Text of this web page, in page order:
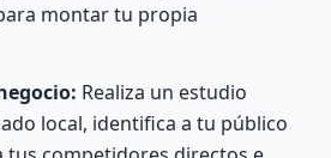
montar tu propia
Realiza un estudio
local, identifica a tu público